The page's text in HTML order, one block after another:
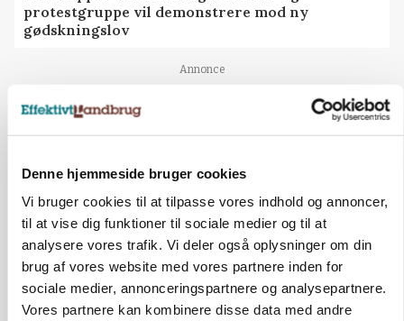
Denne hjemmeside bruger cookies
Vi bruger cookies til at tilpasse vores indhold og annoncer,
til at vise dig funktioner til sociale medier og til at
analysere vores trafik. Vi deler også oplysninger om din
brug af vores website med vores partnere inden for
sociale medier, annonceringspartnere og analysepartnere.
Vores partnere kan kombinere disse data med andre
protestgruppe vil demonstrere mod ny
gødskningslov
Annonce
KVÆG